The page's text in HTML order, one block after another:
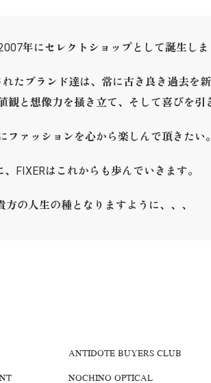
年にセレクトショップとして誕生し
たブランド達は、常に古き良き過去を
観と想像力を掻き立て、そして喜びを引
ファッションを心から楽しんで頂きたい
FIXERはこれからも歩んでいきます。
方の人生の種となりますように、、、
ANTIDOTE BUYERS CLUB
NOCHINO OPTICAL